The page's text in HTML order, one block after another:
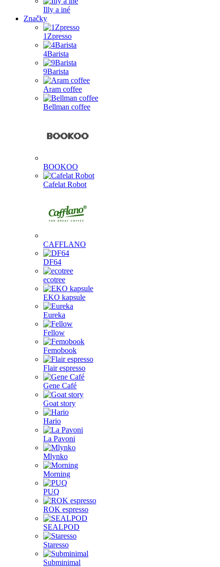
Illy a iné
Značky
1Zpresso
4Barista
9Barista
Aram coffee
Bellman coffee
BOOKOO
Cafelat Robot
CAFFLANO
DF64
ecotree
EKO kapsule
Eureka
Fellow
Femobook
Flair espresso
Gene Café
Goat story
Hario
La Pavoni
Mlynko
Morning
PUQ
ROK espresso
SEALPOD
Staresso
Subminimal